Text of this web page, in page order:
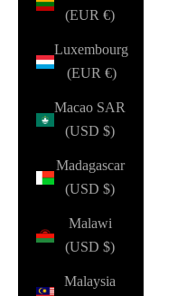
(EUR €)
Luxembourg
(EUR €)
Macao SAR
(USD $)
Madagascar
(USD $)
Malawi
(USD $)
Malaysia